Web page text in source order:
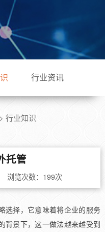
行业资讯
行业知识
托管
览次数： 199次
选择，它意味着将企业的服务
背景下，这一做法越来越受到